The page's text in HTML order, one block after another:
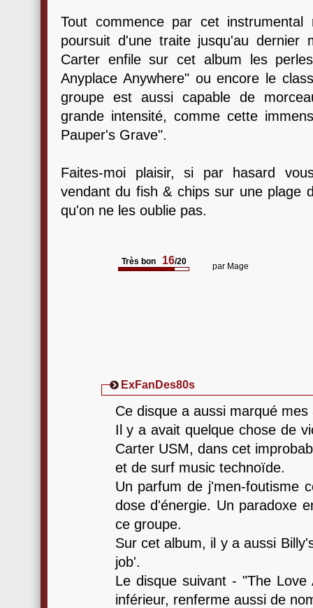
Tout commence par cet
poursuit d'une traite jusqu'au dernier
Carter enfile sur cet album les
Anyplace Anywhere" ou encore le
groupe est aussi capable de
grande intensité, comme cette
Pauper's Grave".
Faites-moi plaisir, si par hasard
vendant du fish & chips sur une plage
qu'on ne les oublie pas.
Très bon 16/20 par Mage
ExFanDes80s
Ce disque a aussi marqué mes
Il y a avait quelque chose de
Carter USM, dans cet
et de surf music technoïde.
Un parfum de j'men-foutisme
dose d'énergie. Un paradoxe
ce groupe.
Sur cet album, il y a aussi
job'.
Le disque suivant - "The
inférieur, renferme aussi de